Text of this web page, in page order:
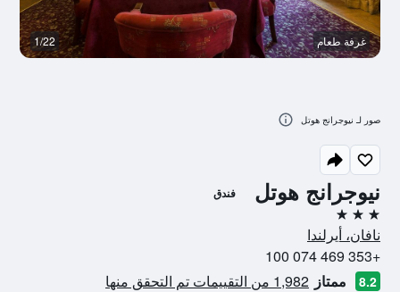
نيوجرانج هوتل فندق
3 نجوم
نافان، أيرلندا
+353 469 074 100
8.2 ممتاز 1,982 من التقييمات تم التحقق منها
غرفة طعام 1/22
صور لـ نيوجرانج هوتل